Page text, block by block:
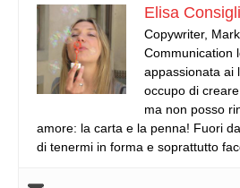
Elisa Consigli
Copywriter,
Communication
appassionata ai
occupo di
ma non posso
amore: la carta e la penna! Fuori
di tenermi in forma e soprattutto